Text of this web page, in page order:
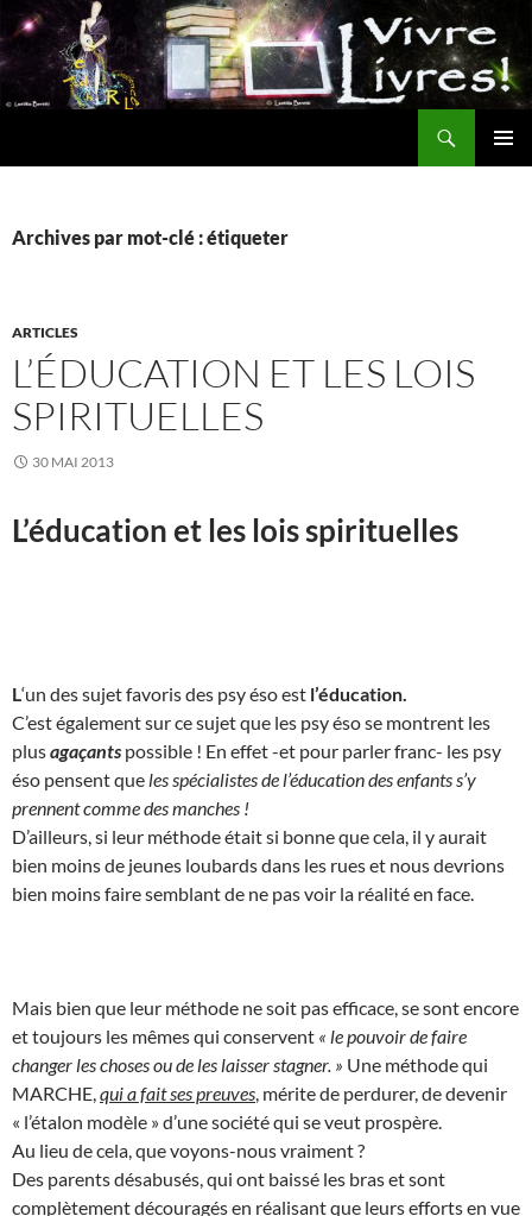
Aller
au
contenu
Archives par mot-clé : étiqueter
ARTICLES
L’ÉDUCATION ET LES LOIS
SPIRITUELLES
30 MAI 2013
L’éducation et les lois spirituelles
L ‘un des sujet favoris des psy éso est l’éducation.
C’est également sur ce sujet que les psy éso se montrent les
plusagaçants possible ! En effet -et pour parler franc- les psy
éso pensent que les spécialistes de l’éducation des enfants s’y
prennent comme des manches !
D’ailleurs, si leur méthode était si bonne que cela, il y aurait
bien moins de jeunes loubards dans les rues et nous devrions
bien moins faire semblant de ne pas voir la réalité en face.
Mais bien que leur méthode ne soit pas efficace, se sont encore
et toujours les mêmes qui conservent « le pouvoir de faire
changer les choses ou de les laisser stagner. » Une méthode qui
MARCHE, qui a fait ses preuves , mérite de perdurer, de devenir
« l’étalon modèle » d’une société qui se veut prospère.
Au lieu de cela, que voyons-nous vraiment ?
Des parents désabusés, qui ont baissé les bras et sont
complètement découragés en réalisant que leurs efforts en vue